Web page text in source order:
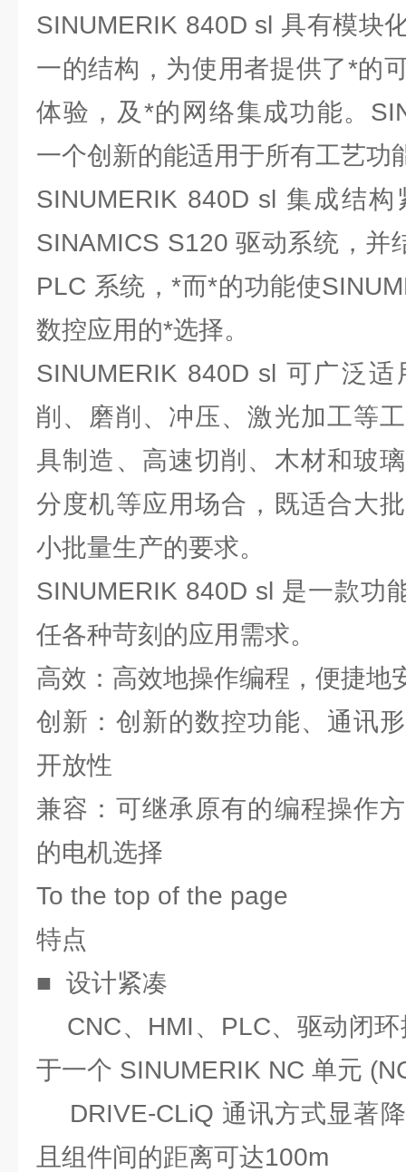
SINUMERIK 840D sl 具有模块
一的结构，为使用者提供了*的
体验，及*的网络集成功能。
一个创新的能适用于所有工艺功
SINUMERIK 840D sl 集成结
SINAMICS S120 驱动系统，并
PLC 系统，*而*的功能使
数控应用的*选择。
SINUMERIK 840D sl 可广泛
削、磨削、冲压、激光加工等
具制造、高速切削、木材和玻
分度机等应用场合，既适合大
小批量生产的要求。
SINUMERIK 840D sl 是一款功
任各种苛刻的应用需求。
高效：高效地操作编程，便捷地
创新：创新的数控功能、通讯
开放性
兼容：可继承原有的编程操作
的电机选择
To the top of the page
特点
■ 设计紧凑
CNC、HMI、PLC、驱动闭环
于一个 SINUMERIK NC 单元
DRIVE-CLiQ 通讯方式显著
且组件间的距离可达100m